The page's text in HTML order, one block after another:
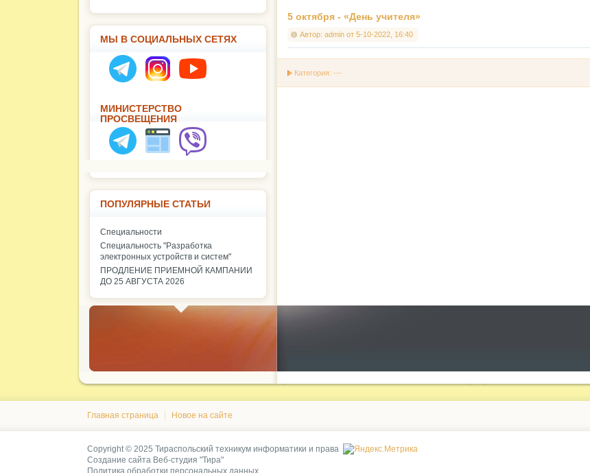
5 октября - «День учителя»
Автор: admin от 5-10-2022, 16:40
Категория: ---
МЫ В СОЦИАЛЬНЫХ СЕТЯХ
МИНИСТЕРСТВО
ПРОСВЕЩЕНИЯ
ПОПУЛЯРНЫЕ СТАТЬИ
Специальности
Специальность "Разработка
электронных устройств и систем"
ПРОДЛЕНИЕ ПРИЕМНОЙ КАМПАНИИ
ДО 25 АВГУСТА 2026
Главная страница Новое на сайте
Copyright © 2025 Тираспольский техникум информатики и права
Создание сайта Веб-студия "Тира"
Политика обработки персональных данных